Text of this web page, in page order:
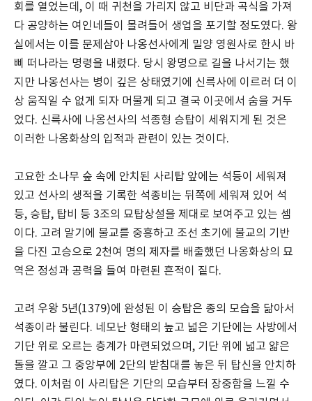
회를 열었는데, 이 때 귀천을 가리지 않고 비단과 곡식을 가져
다 공양하는 여인네들이 몰려들어 생업을 포기할 정도였다. 왕
실에서는 이를 문제삼아 나옹선사에게 밀양 영원사로 한시 바
삐 떠나라는 명령을 내렸다. 당시 왕명으로 길을 나서기는 했
지만 나옹선사는 병이 깊은 상태였기에 신륵사에 이르러 더 이
상 움직일 수 없게 되자 머물게 되고 결국 이곳에서 숨을 거두
었다. 신륵사에 나옹선사의 석종형 승탑이 세워지게 된 것은
이러한 나옹화상의 입적과 관련이 있는 것이다.
고요한 소나무 숲 속에 안치된 사리탑 앞에는 석등이 세워져
있고 선사의 생적을 기록한 석종비는 뒤쪽에 세워져 있어 석
등, 승탑, 탑비 등 3조의 묘탑상설을 제대로 보여주고 있는 셈
이다. 고려 말기에 불교를 중흥하고 조선 초기에 불교의 기반
을 다진 고승으로 2천여 명의 제자를 배출했던 나옹화상의 묘
역은 정성과 공력을 들여 마련된 흔적이 짙다.
고려 우왕 5년(1379)에 완성된 이 승탑은 종의 모습을 닮아서
석종이라 불린다. 네모난 형태의 높고 넓은 기단에는 사방에서
기단 위로 오르는 층계가 마련되었으며, 기단 위에 넓고 얇은
돌을 깔고 그 중앙부에 2단의 받침대를 놓은 뒤 탑신을 안치하
였다. 이처럼 이 사리탑은 기단의 모습부터 장중함을 느낄 수